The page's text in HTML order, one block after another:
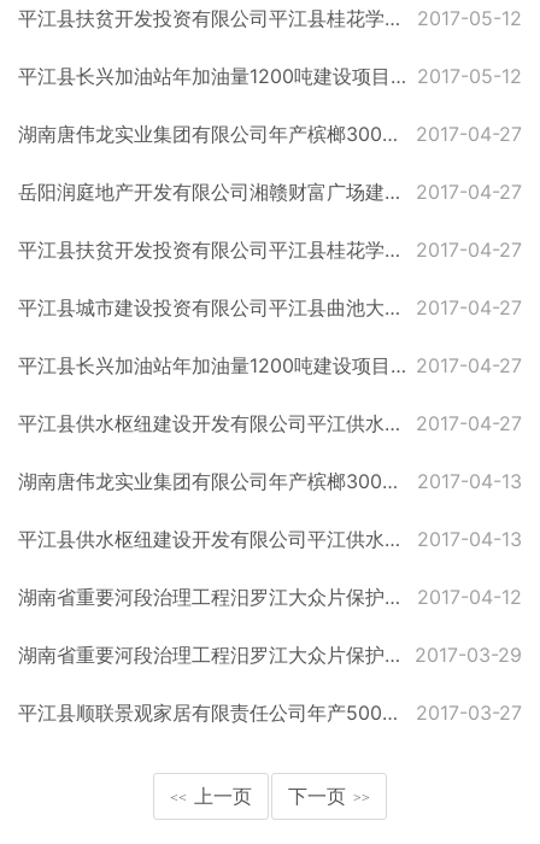
平江县扶贫开发投资有限公司平江县桂花学校建设项目拟批复公示 2017-05-12
平江县长兴加油站年加油量1200吨建设项目拟批复公示 2017-05-12
湖南唐伟龙实业集团有限公司年产槟榔300吨、分装休闲食品200吨建设项目拟批复公示 2017-04-27
岳阳润庭地产开发有限公司湘赣财富广场建设项目受理公示 2017-04-27
平江县扶贫开发投资有限公司平江县桂花学校建设项目受理公示 2017-04-27
平江县城市建设投资有限公司平江县曲池大桥及接线道路工程项目受理公示 2017-04-27
平江县长兴加油站年加油量1200吨建设项目受理公示 2017-04-27
平江县供水枢纽建设开发有限公司平江供水枢纽工程建设项目拟批复公示 2017-04-27
湖南唐伟龙实业集团有限公司年产槟榔300吨、分装休闲食品200吨建设项目受理公示 2017-04-13
平江县供水枢纽建设开发有限公司平江供水枢纽工程建设项目受理公示 2017-04-13
湖南省重要河段治理工程汨罗江大众片保护圈建设项目拟批复公示 2017-04-12
湖南省重要河段治理工程汨罗江大众片保护圈建设项目受理公示 2017-03-29
平江县顺联景观家居有限责任公司年产500套衣柜、1000套木门、50套木屋建设项目竣工环境保护验收拟作出验收意见公开表 2017-03-27
<< 上一页 下一页 >>